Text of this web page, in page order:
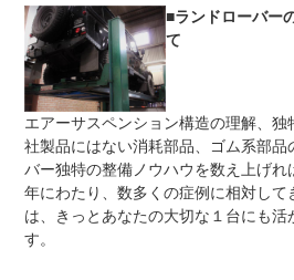
上限金額 車両本体価格
免責金 無し
保証修理
受付先
-
法定整備
整備付 法定12ヶ月または法
※車検なし・車検整備付の場
※商用車は6ヶ月または12ヶ
法定整備
【店頭価格には納車前点検整
■ランドローバー
て
エアーサスペンション構造の理解、
社製品にはない消耗部品、ゴム系部品
バー独特の整備ノウハウを数え上げ
年にわたり、数多くの症例に相対して
は、きっとあなたの大切な１台にも活
す。